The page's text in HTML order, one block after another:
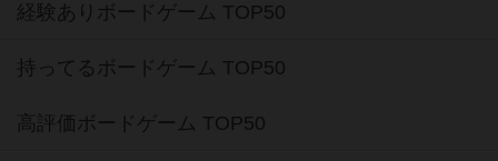
経験ありボードゲーム TOP50
持ってるボードゲーム TOP50
高評価ボードゲーム TOP50